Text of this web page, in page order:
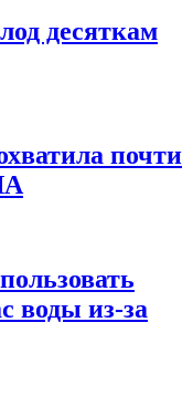
десяткам
почти
воды из-за